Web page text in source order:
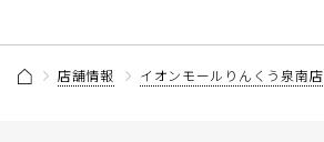
店舗情報 イオンモールりんくう泉南店